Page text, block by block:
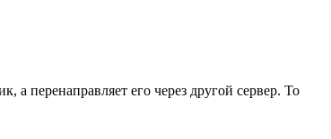
перенаправляет его через другой сервер. То